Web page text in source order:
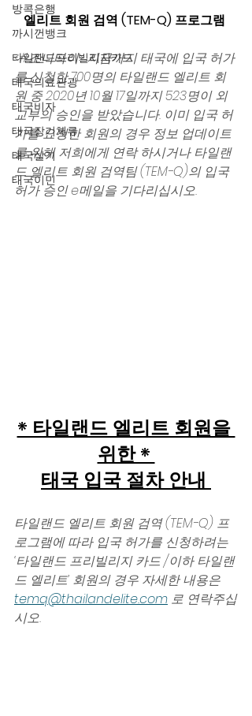
방콕은행
까시껀뱅크
타일랜드프리빌리지카드
태국의료관광
태국비자
태국장기체류
태국살기
태국이민
엘리트 회원 검역 (TEM-Q) 프로그램
<#조니타이> 지금까지 태국에 입국 허가
를 신청한 700명의 타일랜드 엘리트 회
원 중 2020년 10월 17일까지 523명이 외
교부의 승인을 받았습니다. 이미 입국 허
가를 요청한 회원의 경우 정보 업데이트
를 위해 저희에게 연락 하시거나 타일랜
드 엘리트 회원 검역팀 (TEM-Q)의 입국
허가 승인 e메일을 기다리십시오.
* 타일랜드 엘리트 회원을
위한 *
태국 입국 절차 안내
타일랜드 엘리트 회원 검역 (TEM-Q) 프
로그램에 따라 입국 허가를 신청하려는
‘타일랜드 프리빌리지 카드 /이하 타일랜
드 엘리트’ 회원의 경우 자세한 내용은
temq@thailandelite.com 로 연락주십
시오.